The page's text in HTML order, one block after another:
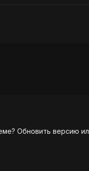
Обновить версию